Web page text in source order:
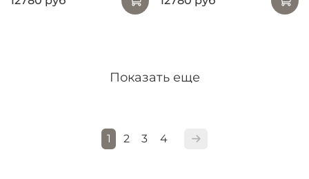
Показать еще
1 2 3 4